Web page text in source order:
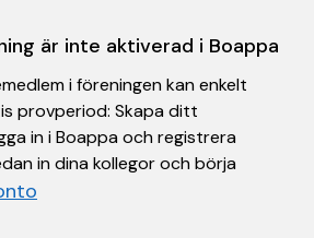
är inte aktiverad i Boappa
i föreningen kan enkelt
provperiod: Skapa ditt
in i Boappa och registrera
in dina kollegor och börja